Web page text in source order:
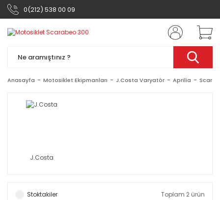
0(212) 538 00 09
Anasayfa Motosiklet Ekipmanları J.Costa Varyatör Aprilia
J.Costa
Stoktakiler Toplam 2 ürün